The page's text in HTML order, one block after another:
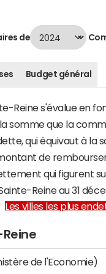
de
Budget général
Reine s'évalue en
somme que la
qui équivaut à
de
qui figurent
Reine au 31
Les villes les plus
de l'Economie)